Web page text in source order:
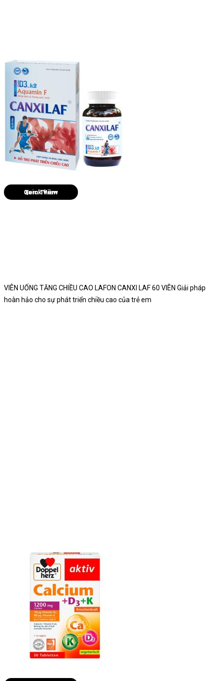
Quick View
VIÊN UỐNG TĂNG CHIỀU CAO LAFON CANXI LAF 60 VIÊN Giải pháp
hoàn hảo cho sự phát triển chiều cao của trẻ em